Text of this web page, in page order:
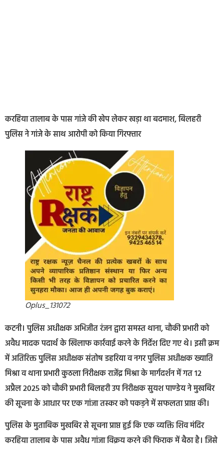
करहिया तालाब के पास गांजे की खेप लेकर खड़ा था बदमाश, बिलहरी
पुलिस ने गांजे के साथ आरोपी को किया गिरफ्तार
Oplus_131072
कटनी। पुलिस अधीक्षक अभिजीत रंजन द्वारा समस्त थाना, चौकी प्रभारी को
अवैध मादक पदार्थ के खिलाफ कार्रवाई करने के निर्देश दिए गए थे। इसी क्रम
में अतिरिक्त पुलिस अधीक्षक संतोष डहरिया व नगर पुलिस अधीक्षक ख्याति
मिश्रा व थाना प्रभारी कुठला निरीक्षक राजेंद्र मिश्रा के मार्गदर्शन में गत 12
अप्रैल 2025 को चौकी प्रभारी बिलहरी उप निरीक्षक सुयश पाण्डेय ने मुखबिर
की सूचना के आधार पर एक गांजा तस्कर को पकड़ने में सफलता प्राप्त की।
पुलिस के मुताबिक मुखबिर से सूचना प्राप्त हुई कि एक व्यक्ति शिव मंदिर
करहिया तालाब के पास अवैध गांजा विक्रय करने की फिराक में बैठा है। जिसे